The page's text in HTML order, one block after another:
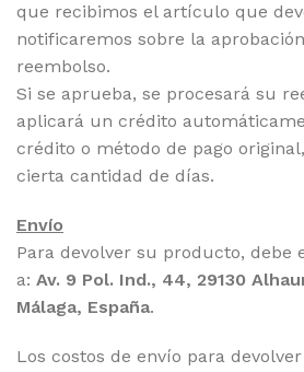
que recibimos el artículo que
notificaremos sobre la
reembolso.
Si se aprueba, se procesará su
aplicará un crédito
crédito o método de pago
cierta cantidad de días.
Envío
Para devolver su producto, debe
a: Av. 9 Pol. Ind., 44, 29130
Málaga, España.
Los costos de envío para